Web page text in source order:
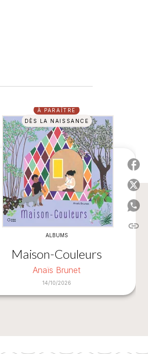
À PARAÎTRE
DÈS LA NAISSANCE
ALBUMS
Maison-Couleurs
Anaïs Brunet
14/10/2026
link